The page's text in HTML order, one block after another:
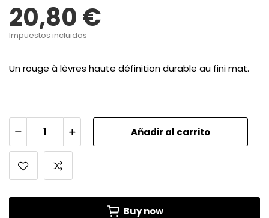
20,80 €
Impuestos incluidos
Un rouge à lèvres haute définition durable au fini mat.
Añadir al carrito
Buy now